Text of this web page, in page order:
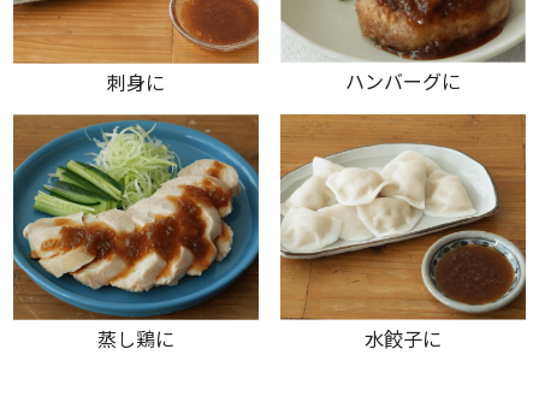
刺身に ハンバーグに
蒸し鶏に 水餃子に